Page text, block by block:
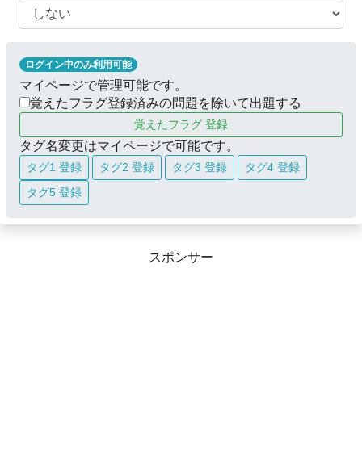
ログイン中のみ利用可能
マイページで管理可能です。
覚えたフラグ登録済みの問題を除いて出題する
覚えたフラグ 登録
タグ名変更はマイページで可能です。
タグ1 登録 タグ2 登録 タグ3 登録
タグ4 登録
タグ5 登録
スポンサー